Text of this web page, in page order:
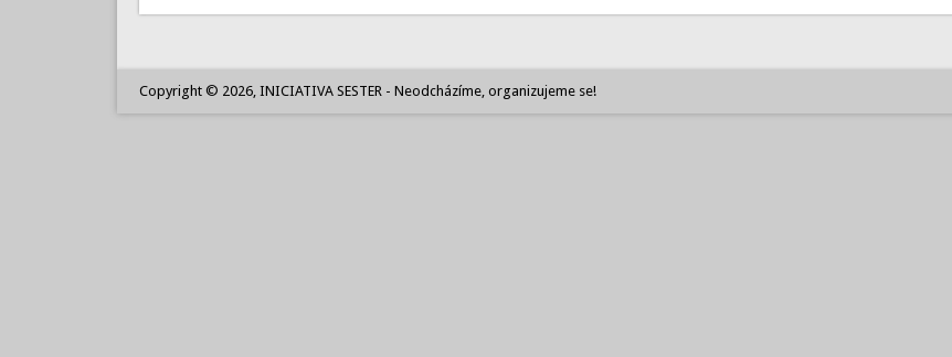
Copyright © 2026, INICIATIVA SESTER - Neodcházíme, organizujeme se!